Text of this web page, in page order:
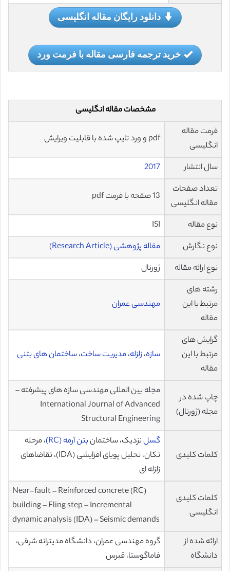
دانلود رایگان مقاله انگلیسی
خرید ترجمه فارسی مقاله با فرمت ورد
مشخصات مقاله انگلیسی
فرمت مقاله
انگلیسی
pdf و ورد تایپ شده با قابلیت ویرایش
سال انتشار
2017
تعداد صفحات
مقاله انگلیسی
13 صفحه با فرمت pdf
نوع مقاله
ISI
نوع نگارش
مقاله پژوهشی (Research Article)
نوع ارائه مقاله
ژورنال
رشته های
مرتبط با این
مقاله
مهندسی عمران
گرایش های
مرتبط با این
مقاله
سازه، زلزله،مدیریت ساخت،ساختمان های بتنی
چاپ شده در
مجله (ژورنال)
مجله بین المللی مهندسی سازه های پیشرفته –
International Journal of Advanced
Structural Engineering
کلمات کلیدی
گسلنزدیک، ساختمانبتن آرمه (RC)
، مرحله
تکان، تحلیل پویای افزایشی (IDA)، تقاضاهای
زلزله ای
کلمات کلیدی
انگلیسی
Near-fault – Reinforced concrete (RC)
building – Fling step – Incremental
dynamic analysis (IDA) – Seismic demands
ارائه شده از
دانشگاه
گروه مهندسی عمران، دانشگاه مدیترانه شرقی،
فاماگوستا، قبرس